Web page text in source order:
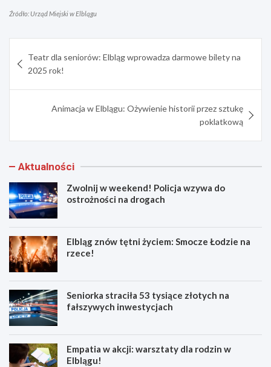
Źródło: Urząd Miejski w Elblągu
wpisu
Teatr dla seniorów: Elbląg wprowadza darmowe bilety na
2025 rok!
Animacja w Elblągu: Ożywienie historii przez sztukę
poklatkową
Aktualności
Zwolnij w weekend! Policja wzywa do
ostrożności na drogach
Elbląg znów tętni życiem: Smocze Łodzie na
rzece!
Seniorka straciła 53 tysiące złotych na
fałszywych inwestycjach
Empatia w akcji: warsztaty dla rodzin w
Elblągu!